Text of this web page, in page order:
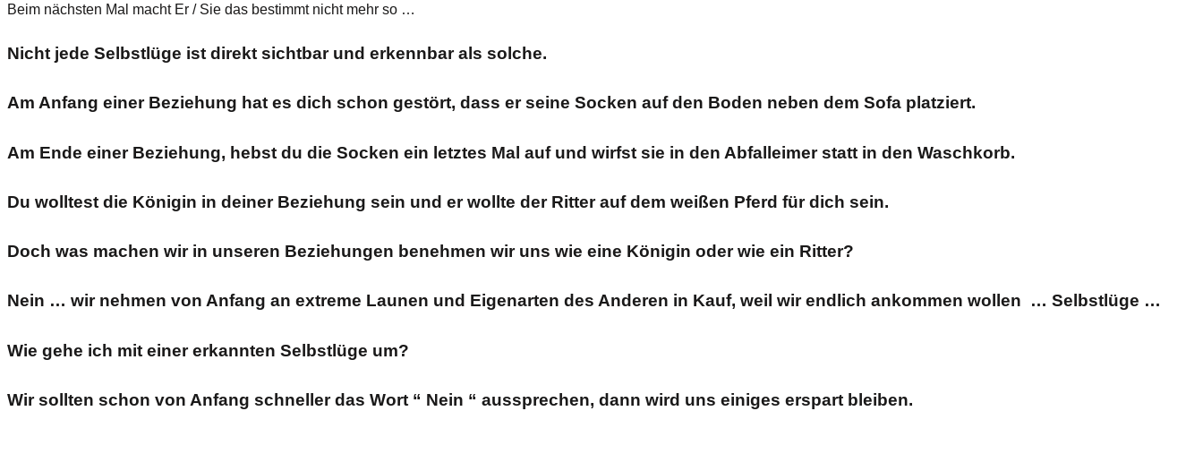
Beim nächsten Mal macht Er / Sie das bestimmt nicht mehr so …
Nicht jede Selbstlüge ist direkt sichtbar und erkennbar als solche.
Am Anfang einer Beziehung hat es dich schon gestört, dass er seine Socken auf den Boden neben dem Sofa platziert.
Am Ende einer Beziehung, hebst du die Socken ein letztes Mal auf und wirfst sie in den Abfalleimer statt in den Waschkorb.
Du wolltest die Königin in deiner Beziehung sein und er wollte der Ritter auf dem weißen Pferd für dich sein.
Doch was machen wir in unseren Beziehungen benehmen wir uns wie eine Königin oder wie ein Ritter?
Nein … wir nehmen von Anfang an extreme Launen und Eigenarten des Anderen in Kauf, weil wir endlich ankommen wollen … Selbstlüge …
Wie gehe ich mit einer erkannten Selbstlüge um?
Wir sollten schon von Anfang schneller das Wort “ Nein “ aussprechen, dann wird uns einiges erspart bleiben.